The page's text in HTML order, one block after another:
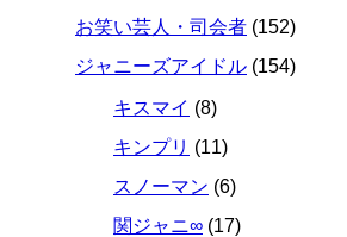
お笑い芸人・司会者 (152)
ジャニーズアイドル (154)
キスマイ (8)
キンプリ (11)
スノーマン (6)
関ジャニ∞ (17)